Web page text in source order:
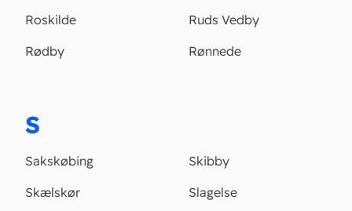
Roskilde
Ruds Vedby
Rødby
Rønnede
S
Sakskøbing
Skibby
Skælskør
Slagelse